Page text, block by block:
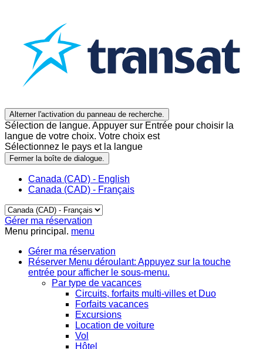
Alterner l'activation du panneau de recherche.
Sélection de langue. Appuyer sur Entrée pour choisir la
langue de votre choix. Votre choix est
Sélectionnez le pays et la langue
Fermer la boîte de dialogue.
Canada (CAD) - English
Canada (CAD) - Français
Gérer ma réservation
Menu principal. menu
Gérer ma réservation
Réserver Menu déroulant: Appuyez sur la touche
entrée pour afficher le sous-menu.
Par type de vacances
Circuits, forfaits multi-villes et Duo
Forfaits vacances
Excursions
Location de voiture
Vol
Hôtel